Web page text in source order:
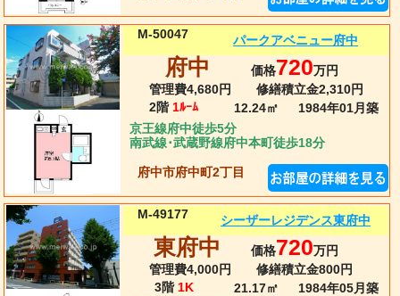
M-50047 パークアベニュー府中
府中 価格720万円
管理費4,680円
修繕積立金2,310円
2階 1ﾙｰﾑ 12.24㎡ 1984年01月 築
京王線府中徒歩5分
南武線･武蔵野線府中本町徒歩18分
府中市府中町2丁目
M-49177 シーザーレジデンス東府中
東府中 価格720万円
管理費4,000円
修繕積立金800円
3階 1K 21.17㎡ 1984年05月築